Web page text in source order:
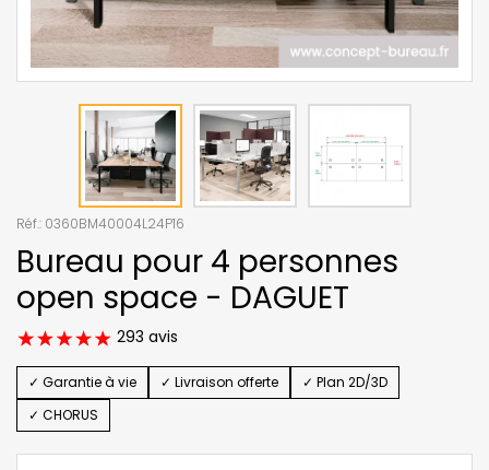
Réf.: 0360BM40004L24P16
Bureau pour 4 personnes
open space - DAGUET
293 avis
✓ Garantie à vie ✓ Livraison offerte
✓ Plan 2D/3D
✓ CHORUS